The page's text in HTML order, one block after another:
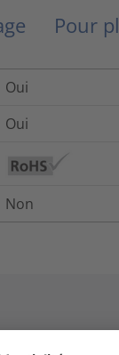
Pour
Oui
Oui
Non